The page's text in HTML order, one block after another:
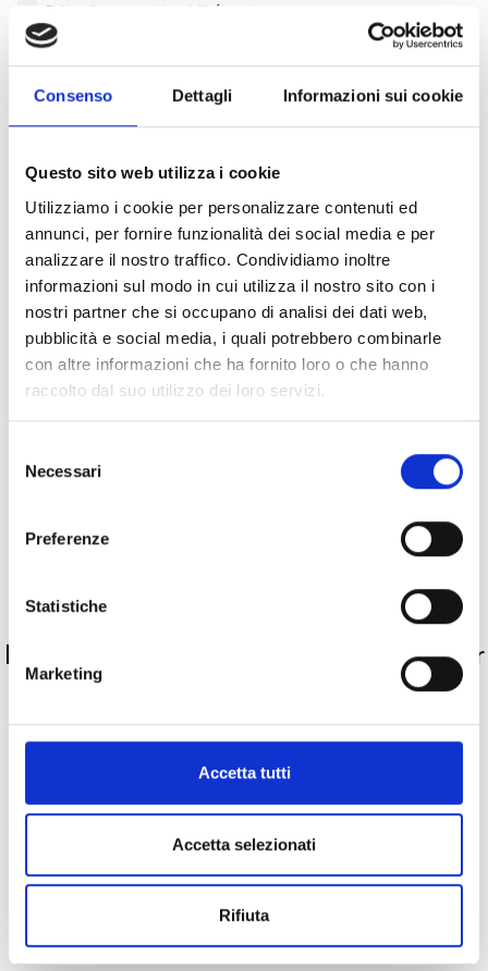
Consenso Dettagli Informazioni sui cookie
Questo sito web utilizza i cookie
Utilizziamo i cookie per personalizzare contenuti ed
annunci, per fornire funzionalità dei social media e per
analizzare il nostro traffico. Condividiamo inoltre
informazioni sul modo in cui utilizza il nostro sito con i
nostri partner che si occupano di analisi dei dati web,
pubblicità e social media, i quali potrebbero combinarle
con altre informazioni che ha fornito loro o che hanno
raccolto dal suo utilizzo dei loro servizi.
delNecessari
Preferenze
Statistiche
Marketing
Accetta tutti
Accetta selezionati
Rifiuta
Dichiaro di aver preso visione dell' informativa
Desidero iscrivermi alla newsletter e
autorizzo al trattamento dei miei dati personali.
Invia richiesta
Specifiche Tecniche
Marchio
Bulgari
Collezione
Bvlgari Cabochon
Codice
CL860291
La nostra selezione di prodotti scelti per